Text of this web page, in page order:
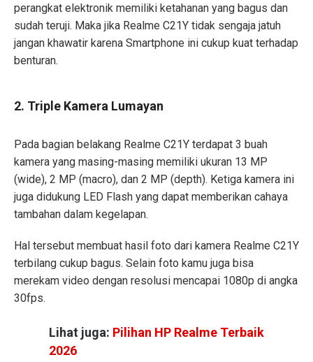
perangkat elektronik memiliki ketahanan yang bagus dan
sudah teruji. Maka jika Realme C21Y tidak sengaja jatuh
jangan khawatir karena Smartphone ini cukup kuat terhadap
benturan.
2. Triple Kamera Lumayan
Pada bagian belakang Realme C21Y terdapat 3 buah
kamera yang masing-masing memiliki ukuran 13 MP
(wide), 2 MP (macro), dan 2 MP (depth). Ketiga kamera ini
juga didukung LED Flash yang dapat memberikan cahaya
tambahan dalam kegelapan.
Hal tersebut membuat hasil foto dari kamera Realme C21Y
terbilang cukup bagus. Selain foto kamu juga bisa
merekam video dengan resolusi mencapai 1080p di angka
30fps.
Lihat juga: Pilihan HP Realme Terbaik
2026